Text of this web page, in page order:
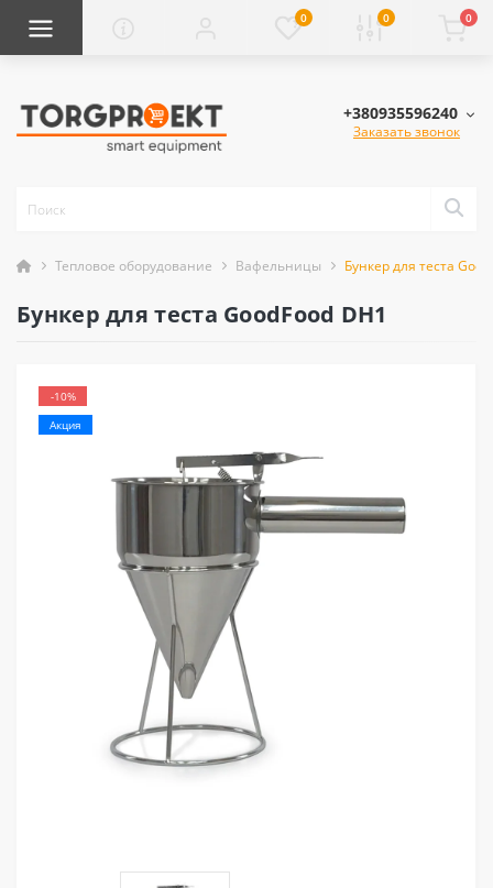
0 0 0
+380935596240
Заказать звонок
Тепловое оборудование Вафельницы Бункер для теста
Бункер для теста GoodFood DH1
-10%
Акция